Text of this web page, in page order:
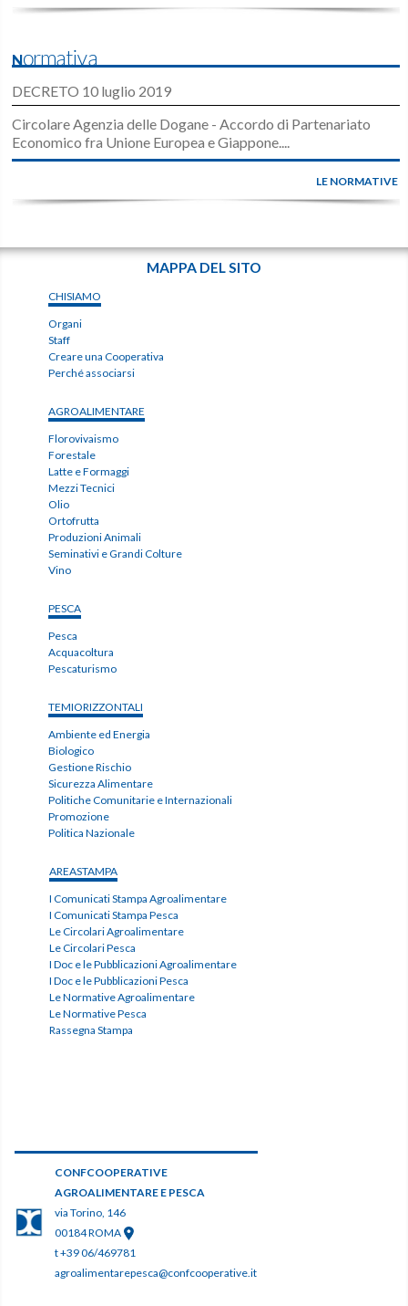
Normativa
DECRETO 10 luglio 2019
Circolare Agenzia delle Dogane - Accordo di Partenariato
Economico fra Unione Europea e Giappone....
LE NORMATIVE
CONFCOOPERATIVE
AGROALIMENTARE E PESCA
via Torino, 146
00184 ROMA
t +39 06/469781
agroalimentarepesca@confcooperative.it
MAPPA DEL SITO
CHISIAMO
Organi
Staff
Creare una Cooperativa
Perché associarsi
AGROALIMENTARE
Florovivaismo
Forestale
Latte e Formaggi
Mezzi Tecnici
Olio
Ortofrutta
Produzioni Animali
Seminativi e Grandi Colture
Vino
PESCA
Pesca
Acquacoltura
Pescaturismo
TEMIORIZZONTALI
Ambiente ed Energia
Biologico
Gestione Rischio
Sicurezza Alimentare
Politiche Comunitarie e Internazionali
Promozione
Politica Nazionale
AREASTAMPA
I Comunicati Stampa Agroalimentare
I Comunicati Stampa Pesca
Le Circolari Agroalimentare
Le Circolari Pesca
I Doc e le Pubblicazioni Agroalimentare
I Doc e le Pubblicazioni Pesca
Le Normative Agroalimentare
Le Normative Pesca
Rassegna Stampa